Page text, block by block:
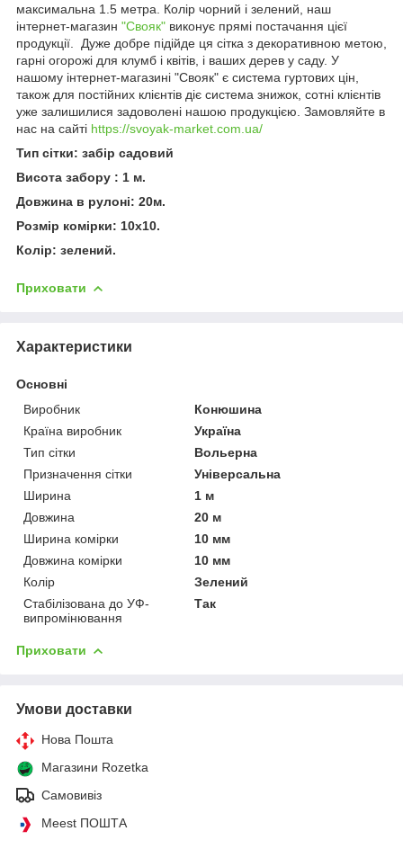
максимальна 1.5 метра. Колір чорний і зелений, наш
інтернет-магазин "Свояк" виконує прямі постачання цієї
продукції. Дуже добре підійде ця сітка з декоративною метою,
гарні огорожі для клумб і квітів, і ваших дерев у саду. У
нашому інтернет-магазині "Свояк" є система гуртових цін,
також для постійних клієнтів діє система знижок, сотні клієнтів
уже залишилися задоволені нашою продукцією. Замовляйте в
нас на сайті https://svoyak-market.com.ua/
Тип сітки: забір садовий
Висота забору : 1 м.
Довжина в рулоні: 20м.
Розмір комірки: 10х10.
Колір: зелений.
Приховати
Характеристики
Основні
Виробник
Конюшина
Країна виробник
Україна
Тип сітки
Вольерна
Призначення сітки
Універсальна
Ширина
1 м
Довжина
20 м
Ширина комірки
10 мм
Довжина комірки
10 мм
Колір
Зелений
Стабілізована до УФ-
випромінювання
Так
Приховати
Умови доставки
Нова Пошта
Магазини Rozetka
Самовивіз
Meest ПОШТА